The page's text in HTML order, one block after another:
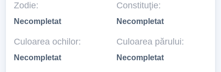
Zodie:
Necompletat
Constituţie:
Necompletat
Culoarea ochilor:
Necompletat
Culoarea părului:
Necompletat